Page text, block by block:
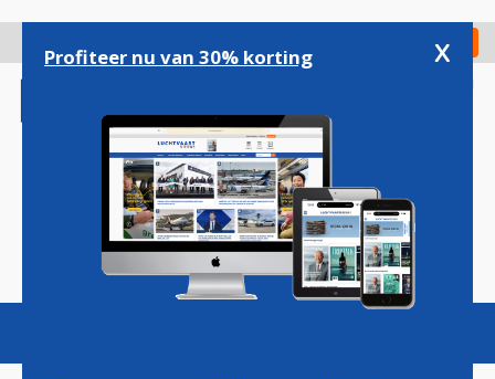
gaan
Check in
Magazine Podcasts Vacatures
Profiteer nu van 30% korting x